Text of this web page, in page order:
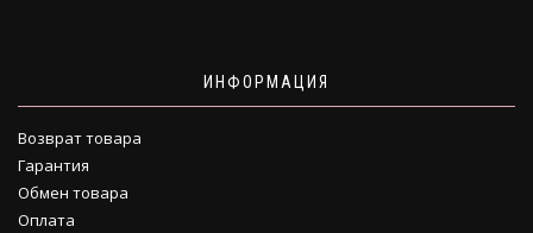
ИНФОРМАЦИЯ
Возврат товара
Гарантия
Обмен товара
Оплата